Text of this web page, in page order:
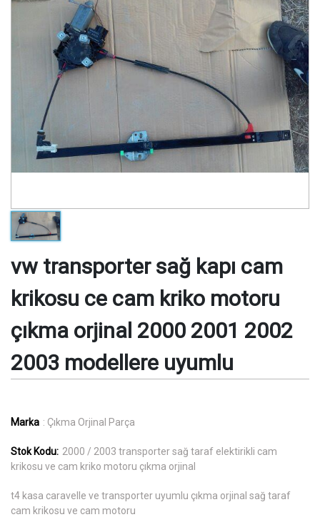
vw transporter sağ kapı cam
krikosu ce cam kriko motoru
çıkma orjinal 2000 2001 2002
2003 modellere uyumlu
Marka : Çıkma Orjinal Parça
Stok Kodu: 2000 / 2003 transporter sağ taraf elektirikli cam
krikosu ve cam kriko motoru çıkma orjinal
t4 kasa caravelle ve transporter uyumlu çıkma orjinal sağ taraf
cam krikosu ve cam motoru